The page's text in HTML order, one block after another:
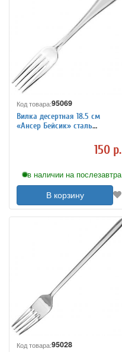
Код товара:95069
Вилка десертная 18.5 см
«Ансер Бейсик» сталь
150 р.
в наличии на послезавтра
В корзину
Код товара:95028